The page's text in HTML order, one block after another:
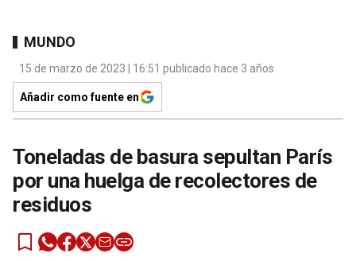
MUNDO
15 de marzo de 2023 | 16:51 publicado hace 3 años
Añadir como fuente en
Toneladas de basura sepultan París
por una huelga de recolectores de
residuos